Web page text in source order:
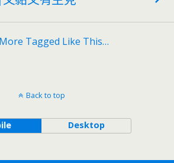
Tagged Like This…
Back to top
Desktop